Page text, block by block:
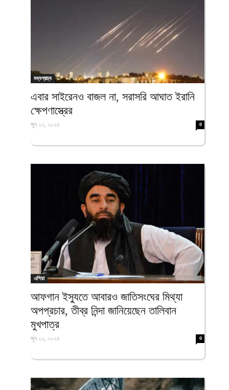
মধ্যপ্রাচ্য
এবার সাইরেনও বাজল না, সরাসরি আঘাত ইরানি
ক্ষেপণাস্ত্রের
জুন ২২, ২০২৫ 0
এশিয়া
আফগান ইস্যুতে আবারও জাতিসংঘের মিথ্যা
অপপ্রচার, তীব্র নিন্দা জানিয়েছেন তালিবান
মুখপাত্র
জুন ২২, ২০২৫ 0